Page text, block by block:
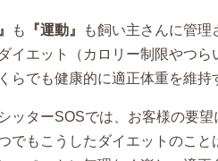
も 『運動』
も飼い主さんに管
イエット（カロリー制限やつ
らでも健康的に適正体重を維持
ッターSOSでは、お客様の要
でもこうしたダイエットのこ